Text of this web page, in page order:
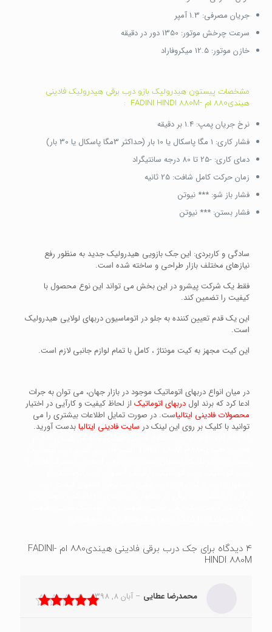
جریان مصرفی: 1.3 آمپر
سرعت چرخش موتور: 1350 دور در دقیقه
خازن موتور: 12.5 میکروفاراد
مشخصات پیستون هیدرولیک بازو درب برقی هیدرولیک فادینی
هیندی880 ام -FADINI HINDI 880M :
نرخ جریان پمپ: 1.4 بر دقیقه
فشار کاری: 1 مگا پاسکال یا 10 بار (حداکثر 3مگا پاسکال یا 30 بار)
دمای کاری: -25 تا 80 درجه سانتیگراد
زمان حرکت کامل شافت: 25 ثانیه
فشار باز شو: *** نیوتن
فشار بستن: *** نیوتن
سادگی و کاربردی: این جک بازویی هیدرولیک جدید به منظور رفع
نیازهای مختلف بازار طراحی و ساخته شده است.
فقط یک شرکت پیشرو در این بخش می تواند این نوع محصول با
کیفیت را تضمین کند.
این یک قدم تعیین کننده به جلو در اتوماسیون دربهای لولایی هیدرولیک
است.
این کیت مجهز به کیت مونتاژ ، کامل با تمام لوازم جانبی لازم است.
در میان انواع دربهای اتوماتیک موجود در بازار جهان، می توان به جرات
ادعا کرد که برند اول دربهای اتوماتیکاز لحاظ کیفیت و کارآیی در اختیار
محصولات فادینی ایتالیاست. در صورت تمایل اطلاعات بیشتری را می
توانید با کلیک بر روی این لینک در سایت فادینی ایتالیابدست آورید.
4 دیدگاه برای
جک درب برقی فادینی هیندی880 ام -FADINI
HINDI 880M
محمدرضا عطایی – آبان 8, 1398